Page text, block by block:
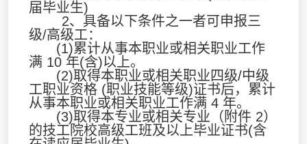
届毕业生)
2、具备以下条件之一者可申报三
级/高级工：
(1)累计从事本职业或相关职业工作
满 10 年(含)以上。
(2)取得本职业或相关职业四级/中级
工职业资格 (职业技能等级)证书后，累计
从事本职业或相关职业工作满 4 年。
(3)取得本专业或相关专业（附件 2）
的技工院校高级工班及以上毕业证书(含